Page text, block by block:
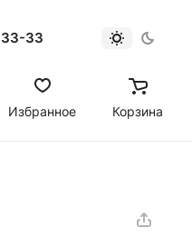
33
Избранное Корзина